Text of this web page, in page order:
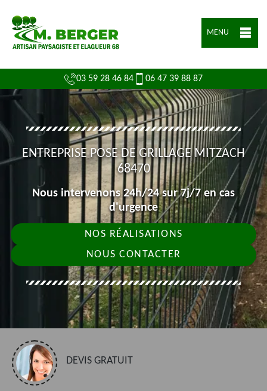
MENU
03 59 28 46 84 06 47 39 88 87
ENTREPRISE POSE DE GRILLAGE MITZACH
68470
Nous intervenons 24h/24 sur 7j/7 en cas
d'urgence
NOS RÉALISATIONS
NOUS CONTACTER
DEVIS GRATUIT